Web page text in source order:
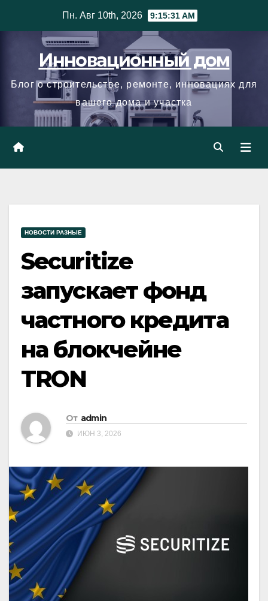
Пн. Авг 10th, 2026 9:15:31 AM
Инновационный дом
Блог о строительстве, ремонте, инновациях для
вашего дома и участка
НОВОСТИ РАЗНЫЕ
Securitize
запускает фонд
частного кредита
на блокчейне
TRON
От admin
ИЮН 3, 2026